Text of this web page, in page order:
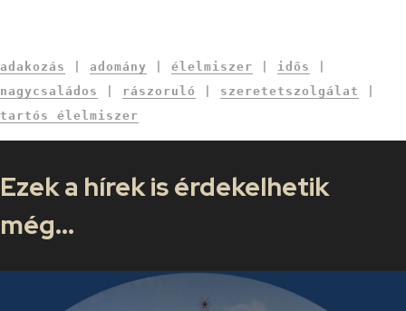
adakozás adomány élelmiszer idős
nagycsaládos
rászoruló szeretetszolgálat
tartós élelmiszer
Ezek a hírek is érdekelhetik
még...